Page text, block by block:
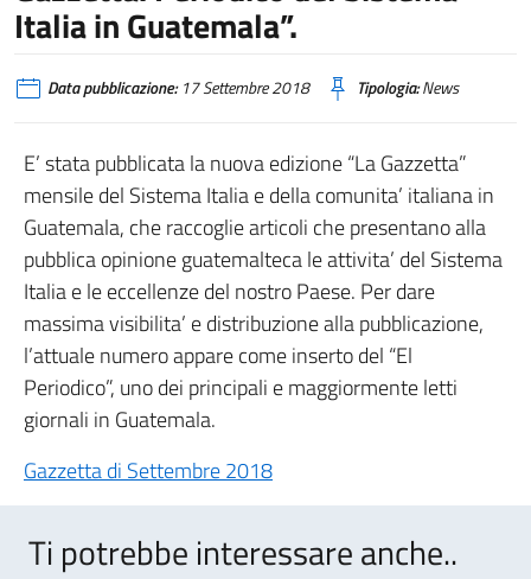
Italia in Guatemala”.
Data pubblicazione:17 Settembre 2018 Tipologia:News
E’ stata pubblicata la nuova edizione “La Gazzetta”
mensile del Sistema Italia e della comunita’ italiana in
Guatemala, che raccoglie articoli che presentano alla
pubblica opinione guatemalteca le attivita’ del Sistema
Italia e le eccellenze del nostro Paese. Per dare
massima visibilita’ e distribuzione alla pubblicazione,
l’attuale numero appare come inserto del “El
Periodico”, uno dei principali e maggiormente letti
giornali in Guatemala.
Gazzetta di Settembre 2018
Ti potrebbe interessare anche..